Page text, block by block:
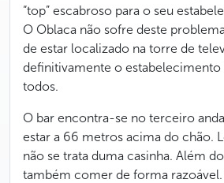
“top” escabroso para o seu
O Oblaca não sofre deste
de estar localizado na torre de
definitivamente o estabelecimento
todos.
O bar encontra-se no terceiro
estar a 66 metros acima do chão.
não se trata duma casinha. Além
também comer de forma